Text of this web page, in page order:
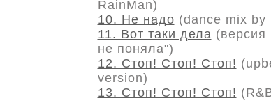
RainMan)
10. Не надо (dance mix by
11. Вот таки дела (версия
не поняла")
12. Стоп! Стоп! Стоп!
version)
13. Стоп! Стоп! Стоп!